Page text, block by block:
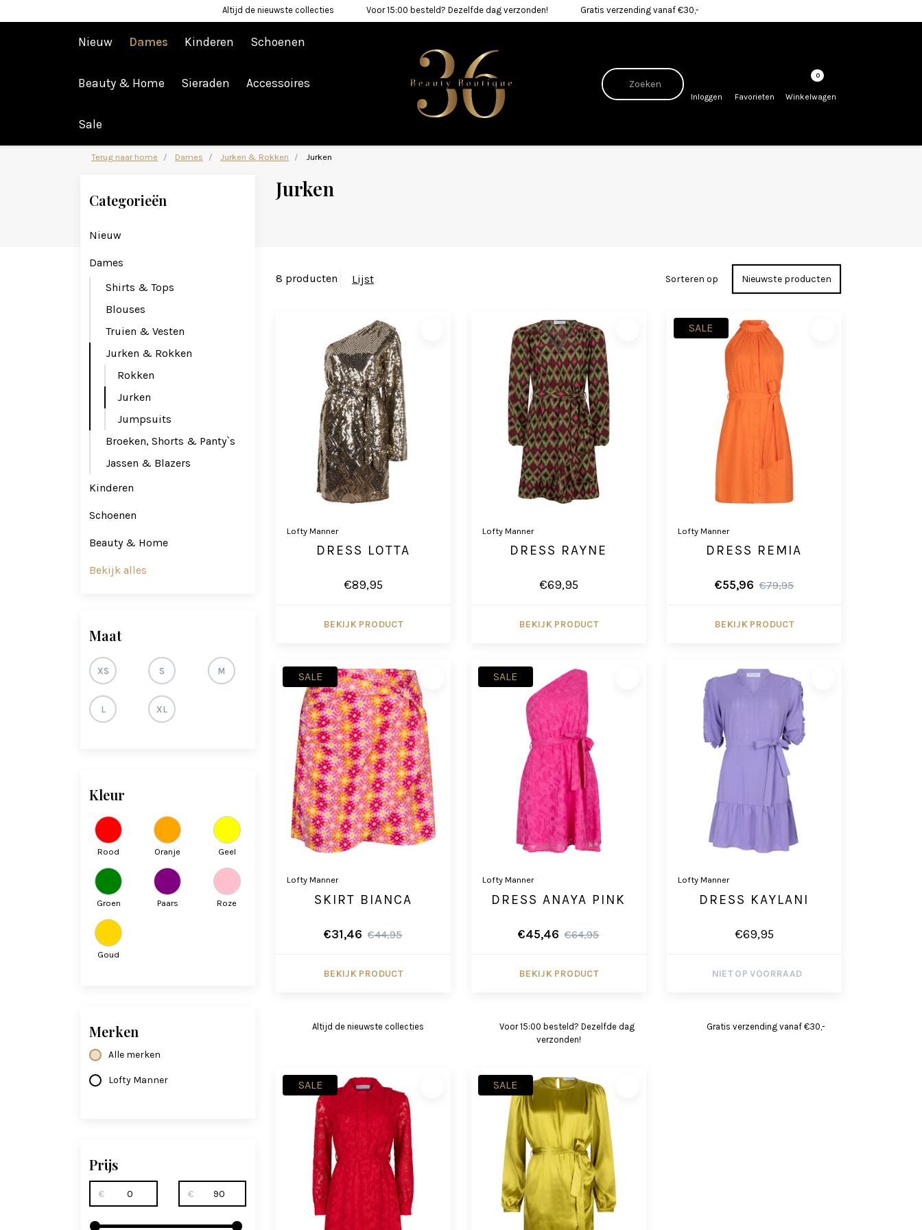
Altijd de nieuwste collecties Voor 15:00 besteld? Dezelfde dag verzonden! Gratis verzending vanaf €30,-
Nieuw Dames Kinderen Schoenen
Beauty & Home Sieraden Accessoires
Sale
Inloggen Favorieten
0
Winkelwagen
Afrekenen is uitgeschakeld.
Terug naar home Dames Jurken & Rokken Jurken
Jurken
8 producten Lijst Sorteren op
Lofty Manner
DRESS LOTTA
€89,95
BEKIJK PRODUCT
Lofty Manner
DRESS RAYNE
€69,95
BEKIJK PRODUCT
SALE
Lofty Manner
DRESS REMIA
€55,96 €79,95
BEKIJK PRODUCT
SALE
Lofty Manner
SKIRT BIANCA
€31,46 €44,95
BEKIJK PRODUCT
SALE
Lofty Manner
DRESS ANAYA PINK
€45,46 €64,95
BEKIJK PRODUCT
Lofty Manner
DRESS KAYLANI
€69,95
NIET OP VOORRAAD
Altijd de nieuwste collecties
Voor 15:00 besteld? Dezelfde dag
verzonden!
Gratis verzending vanaf €30,-
SALE SALE
Categorieën
Nieuw
Dames
Shirts & Tops
Blouses
Truien & Vesten
Jurken & Rokken
Rokken
Jurken
Jumpsuits
Broeken, Shorts & Panty`s
Jassen & Blazers
Kinderen
Schoenen
Beauty & Home
Bekijk alles
Maat
XS S M
L XL
Kleur
Rood Oranje Geel
Groen Paars Roze
Goud
Merken
Alle merken
Lofty Manner
Prijs
€ €